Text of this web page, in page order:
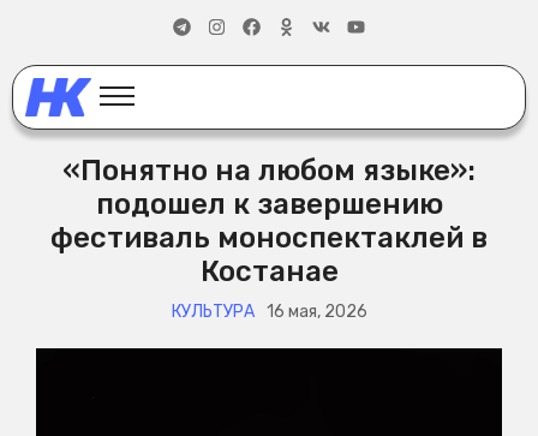
«Понятно на любом языке»:
подошел к завершению
фестиваль моноспектаклей в
Костанае
КУЛЬТУРА 16 мая, 2026